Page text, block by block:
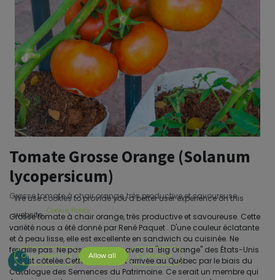
Tomate Grosse Orange (Solanum
lycopersicum)
Grosse tomate à chair orange, très productive et savoureuse
Grosse tomate à chair orange, très productive et savoureuse. Cette
variété nous a été donné par René Paquet . D'une couleur éclatante
et à peau lisse, elle est excellente en sandwich ou cuisinée. Ne
fendille pas. Ne pas confondre avec la ''Big Orange'' des États-Unis
qui est côtelée.Cette tomate est arrivée au Québec par le biais du
Catalogue des Semences du Patrimoine. Ce serait un membre qui
We use cookies to provide you a better user experience on this
website. Cookie Policy
Only essentials Allow all Customize